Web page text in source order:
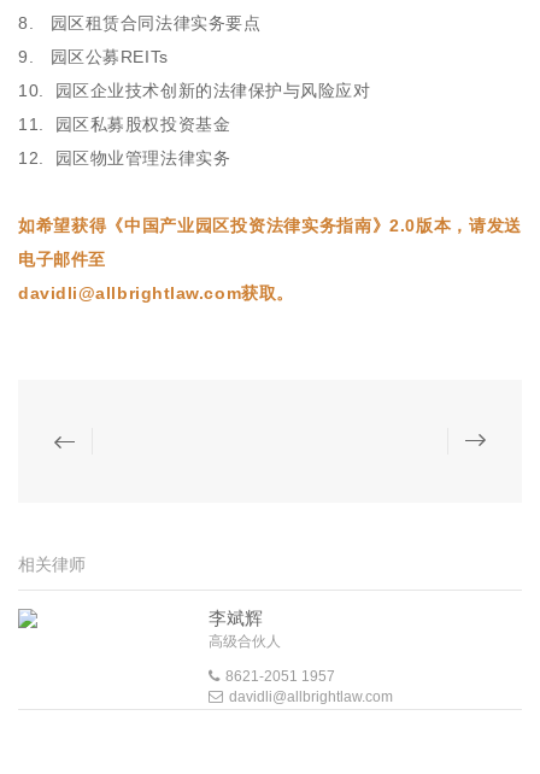
8. 园区租赁合同法律实务要点
9. 园区公募REITs
10. 园区企业技术创新的法律保护与风险应对
11. 园区私募股权投资基金
12. 园区物业管理法律实务
如希望获得《中国产业园区投资法律实务指南》2.0版本，请发送
电子邮件至
davidli@allbrightlaw.com获取。
相关律师
李斌辉
高级合伙人
8621-2051 1957
davidli@allbrightlaw.com